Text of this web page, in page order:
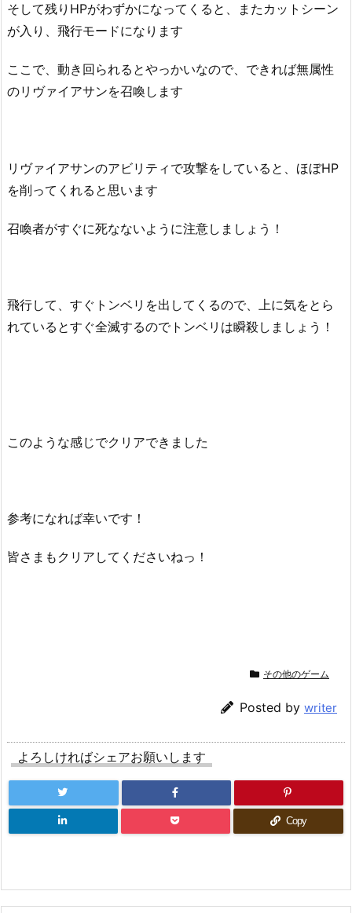
そして残りHPがわずかになってくると、またカットシーン
が入り、飛行モードになります
ここで、動き回られるとやっかいなので、できれば無属性
のリヴァイアサンを召喚します
リヴァイアサンのアビリティで攻撃をしていると、ほぼHP
を削ってくれると思います
召喚者がすぐに死なないように注意しましょう！
飛行して、すぐトンベリを出してくるので、上に気をとら
れているとすぐ全滅するのでトンベリは瞬殺しましょう！
このような感じでクリアできました
参考になれば幸いです！
皆さまもクリアしてくださいねっ！
その他のゲーム
Posted by writer
よろしければシェアお願いします
Copy